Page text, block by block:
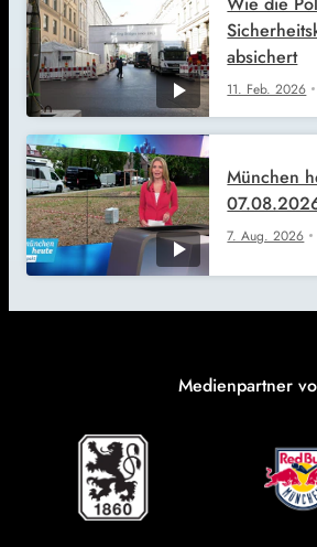
11. Feb. 2026
absichert
7. Aug. 2026
München
Medienpartner